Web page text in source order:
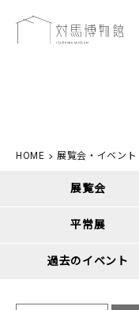
HOME 展覧会・イベント
展覧会
平常展
過去のイベント